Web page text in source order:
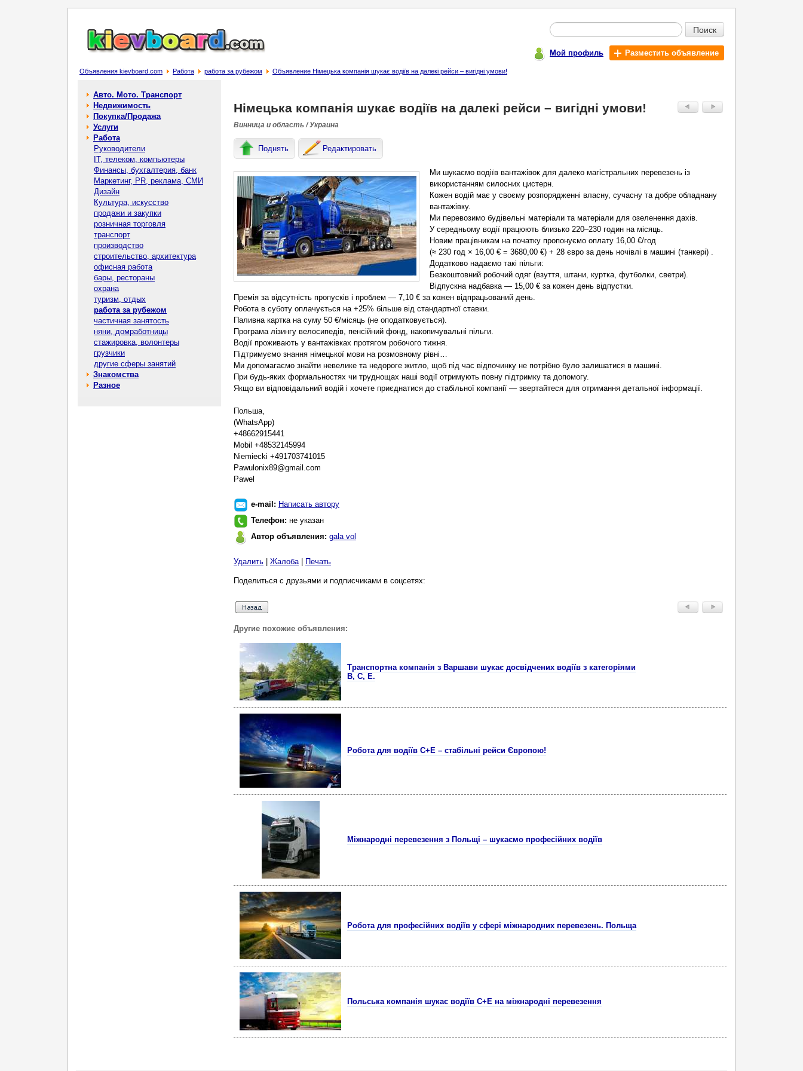
Поиск
Мой профиль Разместить объявление
Объявления kievboard.com Работа работа за рубежом Объявление Німецька компанія шукає водіїв на далекі рейси – вигідні умови!
Авто. Мото. Транспорт
Недвижимость
Покупка/Продажа
Услуги
Работа
Руководители
IT, телеком, компьютеры
Финансы, бухгалтерия, банк
Маркетинг, PR, реклама, СМИ
Дизайн
Культура, искусство
продажи и закупки
розничная торговля
транспорт
производство
строительство, архитектура
офисная работа
бары, рестораны
охрана
туризм, отдых
работа за рубежом
частичная занятость
няни, домработницы
стажировка, волонтеры
грузчики
другие сферы занятий
Знакомства
Разное
Німецька компанія шукає водіїв на далекі рейси – вигідні умови!
Винница и область / Украина
Поднять Редактировать
Ми шукаємо водіїв вантажівок для далеко магістральних перевезень із
використанням силосних цистерн.
Кожен водій має у своєму розпорядженні власну, сучасну та добре обладнану
вантажівку.
Ми перевозимо будівельні матеріали та матеріали для озеленення дахів.
У середньому водії працюють близько 220–230 годин на місяць.
Новим працівникам на початку пропонуємо оплату 16,00 €/год
(≈ 230 год × 16,00 € = 3680,00 €) + 28 євро за день ночівлі в машині (танкері) .
Додатково надаємо такі пільги:
Безкоштовний робочий одяг (взуття, штани, куртка, футболки, светри).
Відпускна надбавка — 15,00 € за кожен день відпустки.
Премія за відсутність пропусків і проблем — 7,10 € за кожен відпрацьований день.
Робота в суботу оплачується на +25% більше від стандартної ставки.
Паливна картка на суму 50 €/місяць (не оподатковується).
Програма лізингу велосипедів, пенсійний фонд, накопичувальні пільги.
Водії проживають у вантажівках протягом робочого тижня.
Підтримуємо знання німецької мови на розмовному рівні…
Ми допомагаємо знайти невелике та недороге житло, щоб під час відпочинку не потрібно було залишатися в машині.
При будь-яких формальностях чи труднощах наші водії отримують повну підтримку та допомогу.
Якщо ви відповідальний водій і хочете приєднатися до стабільної компанії — звертайтеся для отримання детальної інформації.
Польша,
(WhatsApp)
+48662915441
Mobil +48532145994
Niemiecki +491703741015
Pawulonix89@gmail.com
Pawel
e-mail: Написать автору
Телефон: не указан
Автор объявления: gala vol
Удалить Жалоба| Печать
Поделиться с друзьями и подписчиками в соцсетях:
Другие похожие объявления:
Транспортна компанія з Варшави шукає досвідчених водіїв з категоріями
B, C, E.
Робота для водіїв C+E – стабільні рейси Європою!
Міжнародні перевезення з Польщі – шукаємо професійних водіїв
Робота для професійних водіїв у сфері міжнародних перевезень. Польща
Польська компанія шукає водіїв С+Е на міжнародні перевезення